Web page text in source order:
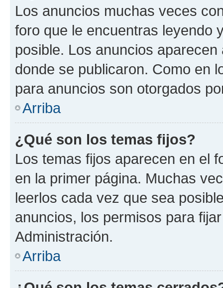
Los anuncios muchas veces
foro que le encuentras leyendo
posible. Los anuncios
donde se publicaron. Como en
para anuncios son otorgados
Arriba
¿Qué son los temas fijos?
Los temas fijos aparecen en el
en la primer página. Muchas
leerlos cada vez que sea
anuncios, los permisos para
Administración.
Arriba